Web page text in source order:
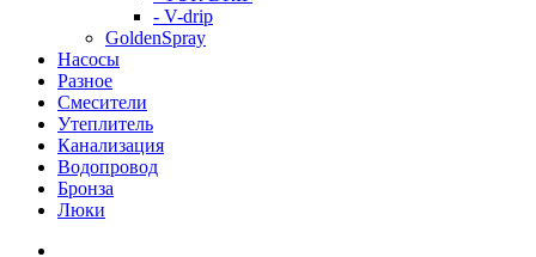
- V-drip
GoldenSpray
Насосы
Разное
Смесители
Утеплитель
Канализация
Водопровод
Бронза
Люки